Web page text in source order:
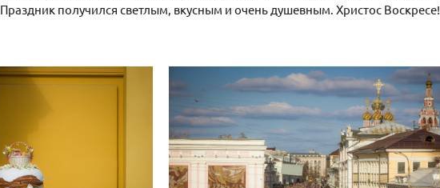
Праздник получился светлым, вкусным и очень душевным. Христос Воскресе!